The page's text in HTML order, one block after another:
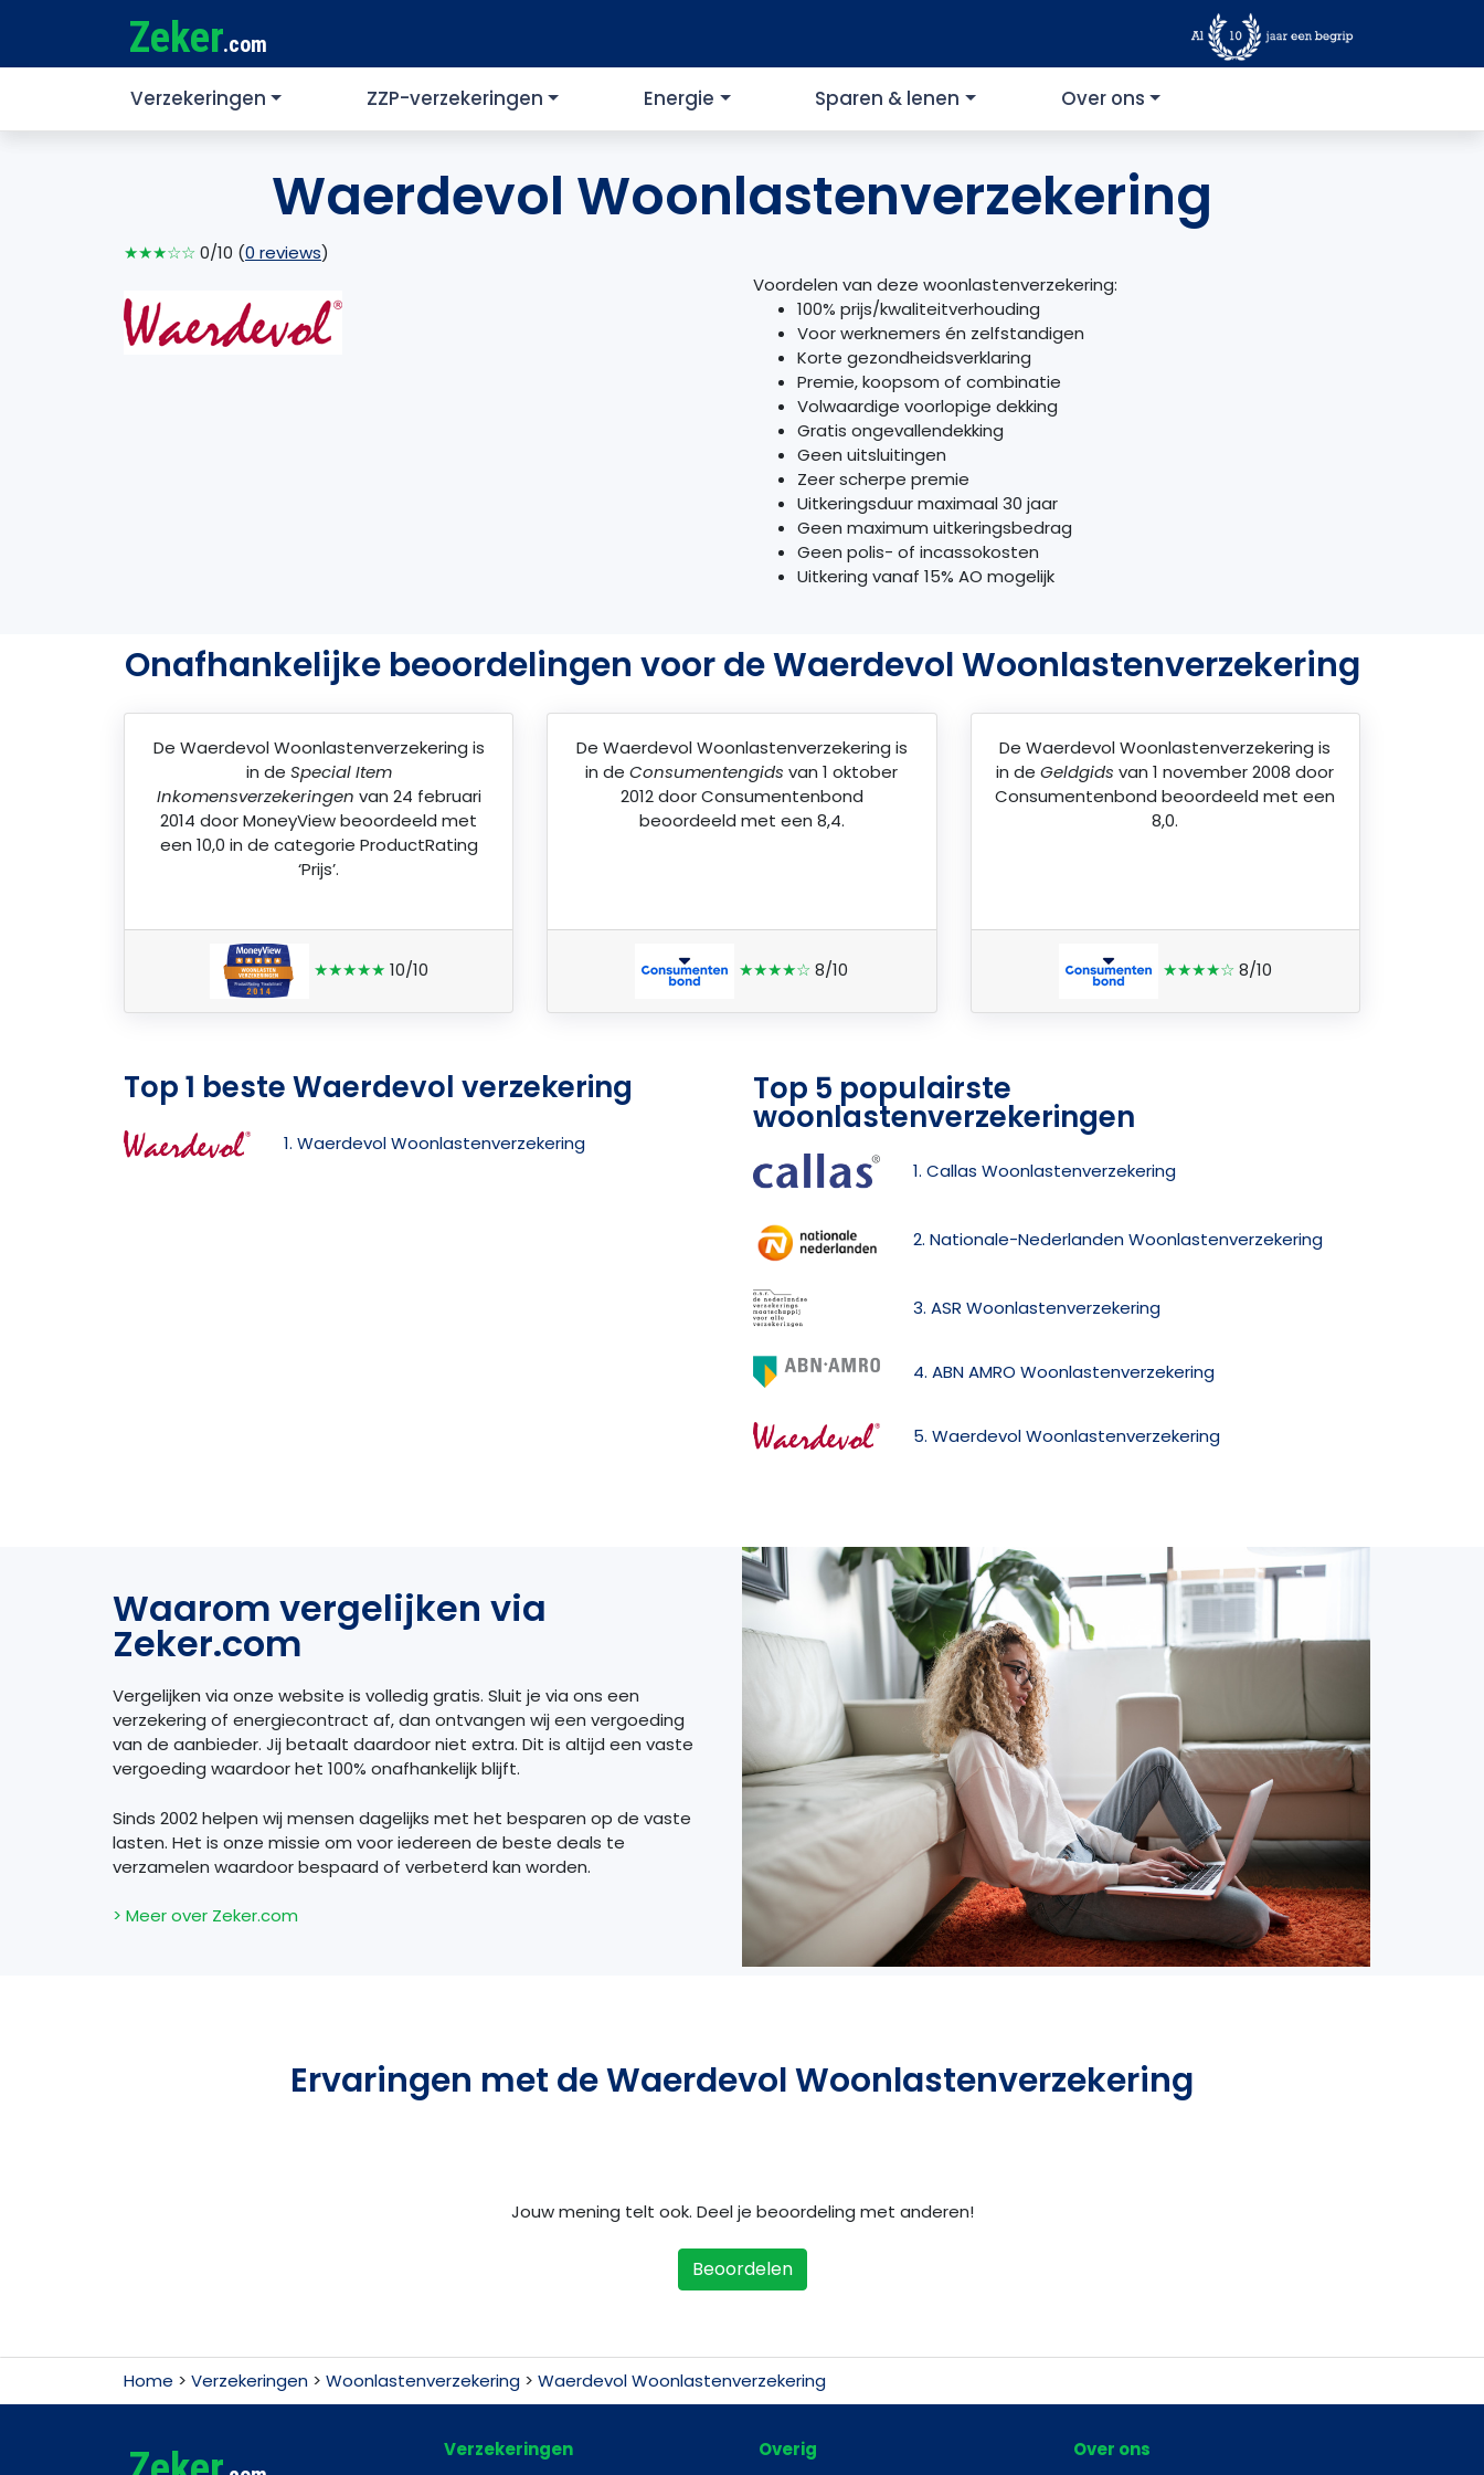
Zeker.com
Verzekeringen ZZP-verzekeringen Energie Sparen & lenen Over ons
Waerdevol Woonlastenverzekering
★★★☆☆ 0/10 (0 reviews)
Voordelen van deze woonlastenverzekering:
100% prijs/kwaliteitverhouding
Voor werknemers én zelfstandigen
Korte gezondheidsverklaring
Premie, koopsom of combinatie
Volwaardige voorlopige dekking
Gratis ongevallendekking
Geen uitsluitingen
Zeer scherpe premie
Uitkeringsduur maximaal 30 jaar
Geen maximum uitkeringsbedrag
Geen polis- of incassokosten
Uitkering vanaf 15% AO mogelijk
Onafhankelijke beoordelingen voor de Waerdevol Woonlastenverzekering
De Waerdevol Woonlastenverzekering is
in de Special Item
Inkomensverzekeringen van 24 februari
2014 doorMoneyViewbeoordeeld met
een 10,0 in de categorie ProductRating
‘Prijs’.
★★★★★ 10/10
De Waerdevol Woonlastenverzekering is
in deConsumentengids van 1 oktober
2012 doorConsumentenbond
beoordeeld met een 8,4.
★★★★☆ 8/10
DeWaerdevol Woonlastenverzekering is
in deGeldgids van 1 november 2008 door
Consumentenbond beoordeeld met een
8,0.
★★★★☆ 8/10
Top 1 beste Waerdevol verzekering
1. Waerdevol Woonlastenverzekering
Top 5 populairste
woonlastenverzekeringen
1. Callas Woonlastenverzekering
2. Nationale-Nederlanden Woonlastenverzekering
3. ASR Woonlastenverzekering
4. ABN AMRO Woonlastenverzekering
5. Waerdevol Woonlastenverzekering
Waarom vergelijken via
Zeker.com
Vergelijken via onze website is volledig gratis. Sluit je via ons een
verzekering of energiecontract af, dan ontvangen wij een vergoeding
van de aanbieder. Jij betaalt daardoor niet extra. Dit is altijd een vaste
vergoeding waardoor het 100% onafhankelijk blijft.
Sinds 2002 helpen wij mensen dagelijks met het besparen op de vaste
lasten. Het is onze missie om voor iedereen de beste deals te
verzamelen waardoor bespaard of verbeterd kan worden.
> Meer over Zeker.com
Ervaringen met de Waerdevol Woonlastenverzekering
Jouw mening telt ook. Deel je beoordeling met anderen!
Beoordelen
Home > Verzekeringen > Woonlastenverzekering > Waerdevol Woonlastenverzekering
Verzekeringen Overig Over ons